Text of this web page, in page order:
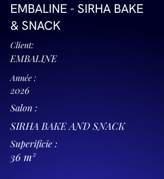
EMBALINE - SIRHA BAKE
& SNACK
Client:
EMBALINE
Année :
2026
Salon :
SIRHA BAKE AND SNACK
Superificie :
36 m²